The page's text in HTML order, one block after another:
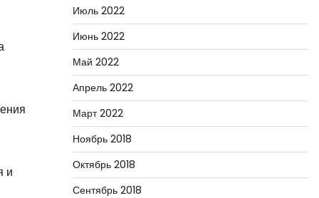
и
Июль 2022
Июнь 2022
Май 2022
Апрель 2022
Март 2022
Ноябрь 2018
Октябрь 2018
Сентябрь 2018